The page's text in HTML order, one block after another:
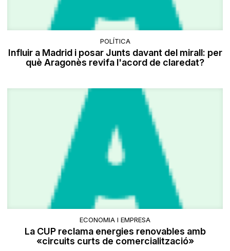
POLÍTICA
Influir a Madrid i posar Junts davant del mirall: per
què Aragonès revifa l'acord de claredat?
ECONOMIA I EMPRESA
La CUP reclama energies renovables amb
«circuits curts de comercialització»